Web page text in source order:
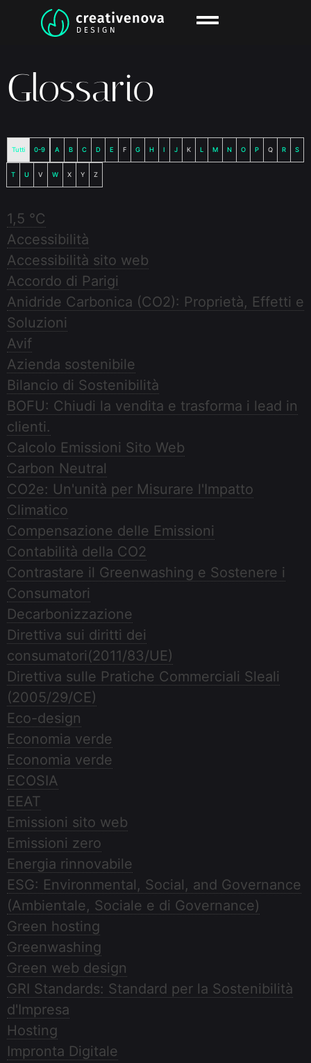
Glossario
Tutti 0-9 A B C D E F G H I J K L M N O P Q R S
T U V W X Y Z
1,5 °C
Accessibilità
Accessibilità sito web
Accordo di Parigi
Anidride Carbonica (CO2): Proprietà, Effetti e
Soluzioni
Avif
Azienda sostenibile
Bilancio di Sostenibilità
BOFU: Chiudi la vendita e trasforma i lead in
clienti.
Calcolo Emissioni Sito Web
Carbon Neutral
CO2e: Un'unità per Misurare l'Impatto
Climatico
Compensazione delle Emissioni
Contabilità della CO2
Contrastare il Greenwashing e Sostenere i
Consumatori
Decarbonizzazione
Direttiva sui diritti dei
consumatori(2011/83/UE)
Direttiva sulle Pratiche Commerciali Sleali
(2005/29/CE)
Eco-design
Economia verde
Economia verde
ECOSIA
EEAT
Emissioni sito web
Emissioni zero
Energia rinnovabile
ESG: Environmental, Social, and Governance
(Ambientale, Sociale e di Governance)
Green hosting
Greenwashing
Green web design
GRI Standards: Standard per la Sostenibilità
d'Impresa
Hosting
Impronta Digitale